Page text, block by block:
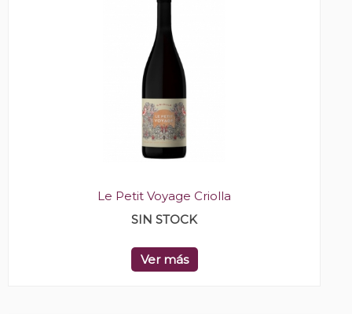
Le Petit Voyage Criolla
SIN STOCK
Ver más